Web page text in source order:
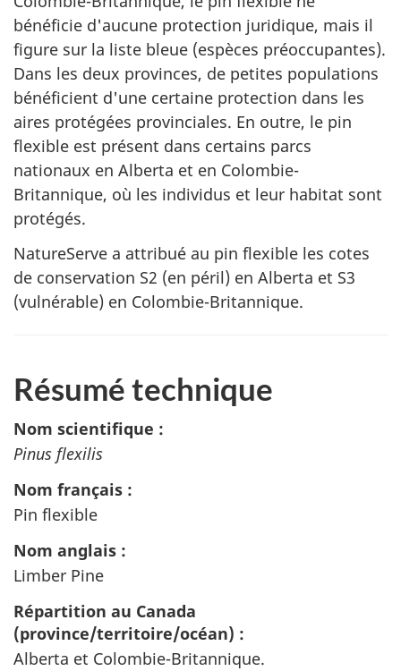
bénéficie d'aucune protection juridique, mais il
figure sur la liste bleue (espèces préoccupantes).
Dans les deux provinces, de petites populations
bénéficient d'une certaine protection dans les
aires protégées provinciales. En outre, le pin
flexible est présent dans certains parcs
nationaux en Alberta et en Colombie-
Britannique, où les individus et leur habitat sont
protégés.
NatureServe a attribué au pin flexible les cotes
de conservation S2 (en péril) en Alberta et S3
(vulnérable) en Colombie-Britannique.
Résumé technique
Nom scientifique :
Pinus flexilis
Nom français :
Pin flexible
Nom anglais :
Limber Pine
Répartition au Canada
(province/territoire/océan) :
Alberta et Colombie-Britannique.